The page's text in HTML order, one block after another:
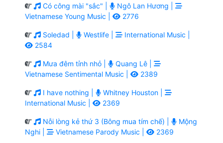
Có công mài "sắc" |
Ngô Lan Hương |
Vietnamese Young Music |
2776
Soledad | Westlife |
International Music |
2584
Mưa đêm tỉnh nhỏ |
Quang Lê |
Vietnamese Sentimental Music |
2389
I have nothing |
Whitney Houston |
International Music |
2369
Nỗi lòng kẻ thứ 3 (Bông mua tím chế) |
Mộng
Nghi |
Vietnamese Parody Music | 2369